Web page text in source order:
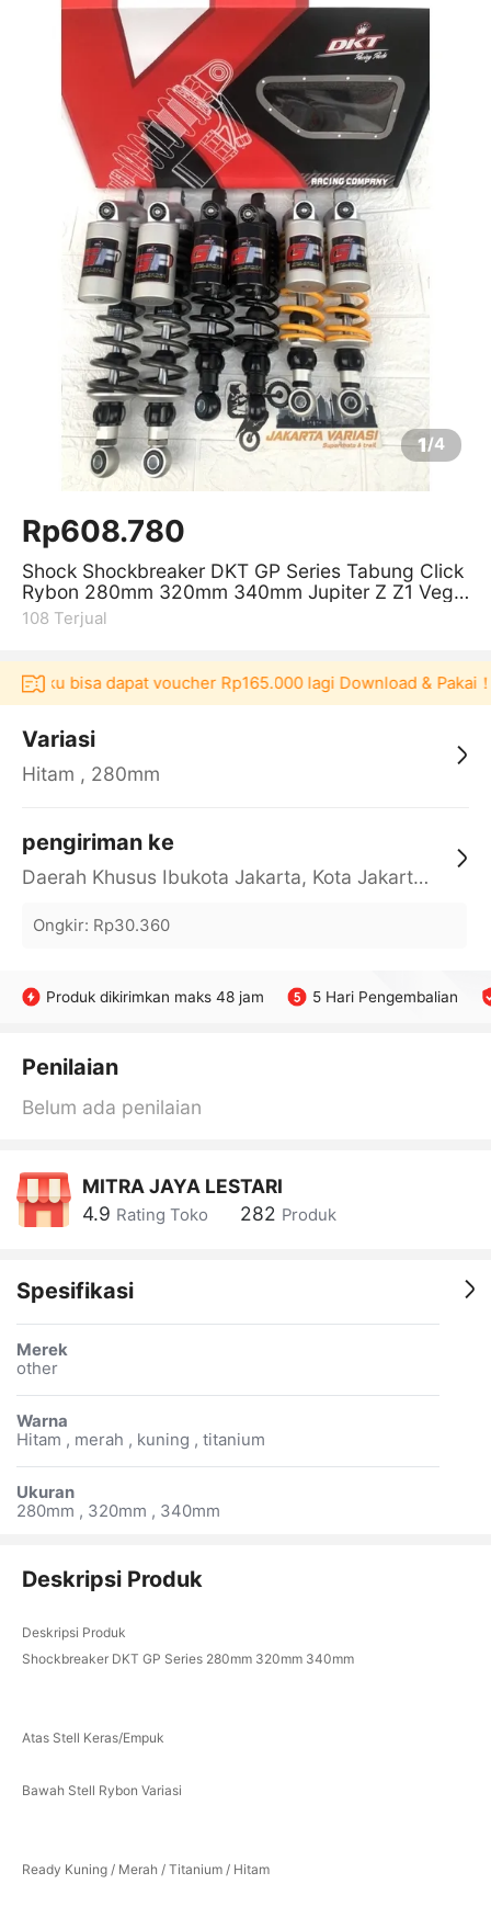
1/4
Rp608.780
Shock Shockbreaker DKT GP Series Tabung Click
Rybon 280mm 320mm 340mm Jupiter Z Z1 Vega
ZR R Force1 F1ZR FIZR Rx king su
108 Terjual
bisa dapat voucher Rp165.000 lagi Download & Pakai！
Variasi
Hitam , 280mm
pengiriman ke
Daerah Khusus Ibukota Jakarta, Kota Jakarta Barat, Cengkareng, yy
Ongkir: Rp30.360
Produk dikirimkan maks 48 jam 5 Hari Pengembalian
Penilaian
Belum ada penilaian
MITRA JAYA LESTARI
4.9 Rating Toko 282 Produk
Spesifikasi
Merek
other
Warna
Hitam , merah , kuning , titanium
Ukuran
280mm , 320mm , 340mm
Deskripsi Produk
Deskripsi Produk
Shockbreaker DKT GP Series 280mm 320mm 340mm
Atas Stell Keras/Empuk
Bawah Stell Rybon Variasi
Ready Kuning / Merah / Titanium / Hitam